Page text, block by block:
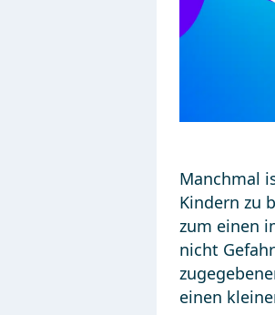
Manchmal
Kindern zu
zum einen
nicht
einen